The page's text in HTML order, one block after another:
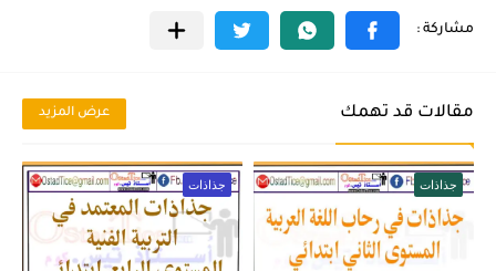
مقالات قد تهمك عرض المزيد
جذاذات جذاذات